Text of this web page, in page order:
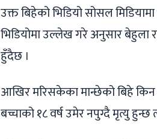
उक्त बिहेको भिडियो सोसल
भिडियोमा उल्लेख गरे अनुसार बेहुला
हुँदैछ ।
आखिर मरिसकेका मान्छेको बिहे
बच्चाको १८ वर्ष उमेर नपुग्दै मृत्यु